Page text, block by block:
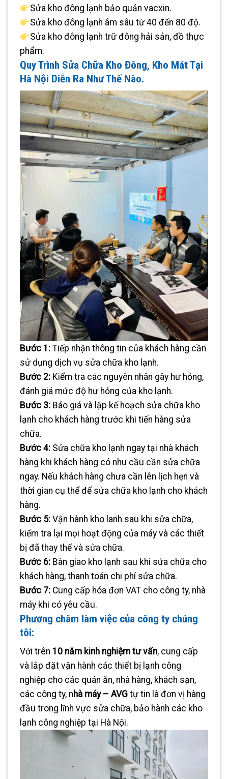
Sửa kho đông lạnh bảo quản vacxin.
Sửa kho đông lạnh âm sâu từ 40 đến 80 độ.
Sửa kho đông lạnh trữ đông hải sản, đồ thực
phẩm.
Quy Trình Sửa Chữa Kho Đông, Kho Mát Tại
Hà Nội Diễn Ra Như Thế Nào.
Bước 1: Tiếp nhận thông tin của khách hàng cần
sử dụng dịch vụ sửa chữa kho lạnh.
Bước 2: Kiểm tra các nguyên nhân gây hư hỏng,
đánh giá mức độ hư hỏng của kho lạnh.
Bước 3: Báo giá và lập kế hoạch sửa chữa kho
lạnh cho khách hàng trước khi tiến hàng sửa
chữa.
Bước 4: Sửa chữa kho lạnh ngay tại nhà khách
hàng khi khách hàng có nhu cầu cần sửa chữa
ngay. Nếu khách hàng chưa cần lên lịch hẹn và
thời gian cụ thể để sửa chữa kho lạnh cho khách
hàng.
Bước 5: Vận hành kho lanh sau khi sửa chữa,
kiểm tra lại mọi hoạt động của máy và các thiết
bị đã thay thế và sửa chữa.
Bước 6: Bàn giao kho lạnh sau khi sửa chữa cho
khách hàng, thanh toán chi phí sửa chữa.
Bước 7: Cung cấp hóa đơn VAT cho công ty, nhà
máy khi có yêu cầu.
Phương châm làm việc của công ty chúng
tôi:
Với trên 10 năm kinh nghiệm tư vấn, cung cấp
và lắp đặt vận hành các thiết bị lạnh công
nghiệp cho các quán ăn, nhà hàng, khách sạn,
các công ty, n hà máy – AVG tự tin là đơn vị hàng
đầu trong lĩnh vực sửa chữa, bảo hành các kho
lạnh công nghiệp tại Hà Nội.